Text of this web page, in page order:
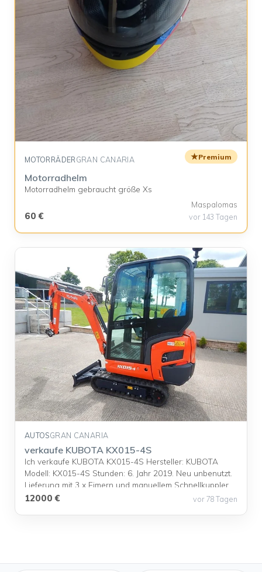
MOTORRÄDERGRAN CANARIA ★Premium
Motorradhelm
Motorradhelm gebraucht größe Xs
60 €
Maspalomas
vor 143 Tagen
AUTOSGRAN CANARIA
verkaufe KUBOTA KX015-4S
Ich verkaufe KUBOTA KX015-4S Hersteller: KUBOTA
Modell: KX015-4S Stunden: 6. Jahr 2019. Neu unbenutzt.
Lieferung mit 3 x Eimern und manuellem Schnellkuppler.
Kommt mit allen Büchern und Handbüchern. Roter
12000 € vor 78 Tagen